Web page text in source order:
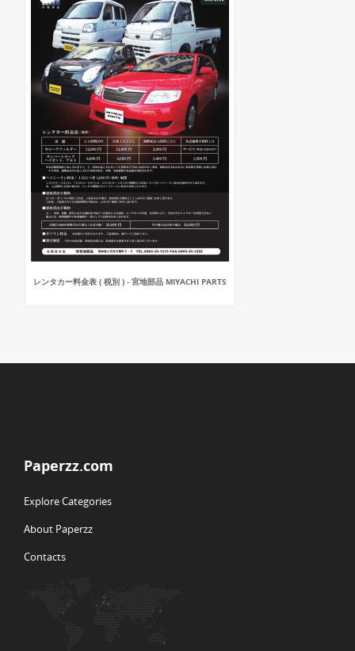
レンタカー料金表 ( 税別 ) - 宮地部品 MIYACHI PARTS
Paperzz.com
Explore Categories
About Paperzz
Contacts